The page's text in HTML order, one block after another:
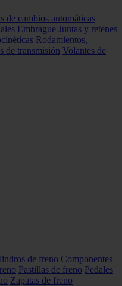
de cambios automáticas
Embrague Juntas y retenes
Rodamientos,
de transmisión Volantes de
de freno Componentes
Pastillas de freno Pedales
Zapatas de freno